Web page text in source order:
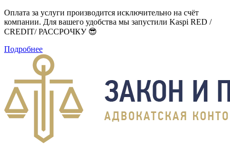
Оплата за услуги производится исключительно на счёт
компании. Для вашего удобства мы запустили Kaspi RED /
CREDIT/ РАССРОЧКУ 😎
Подробнее